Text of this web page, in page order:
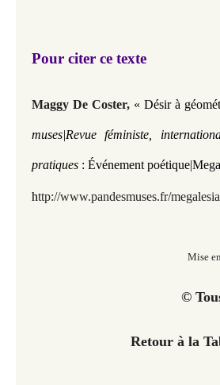
Pour citer ce texte
Maggy De Coster, « Désir à
muses|Revue féministe,
pratiques : Événement
http://www.pandesmuses.fr/
Mise
©
Retour à la